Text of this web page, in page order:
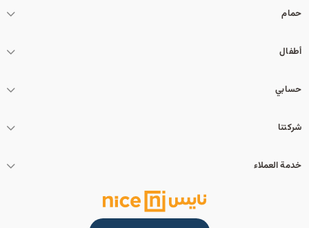
حمام
أطفال
حسابي
شركتنا
خدمة العملاء